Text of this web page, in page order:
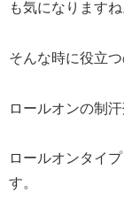
も気になりますね
そんな時に役立
ロールオンの制
ロールオンタイ
す。